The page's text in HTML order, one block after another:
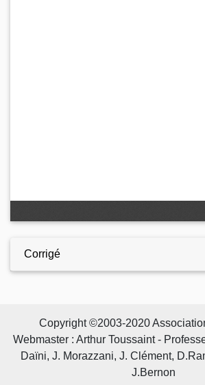
Corrigé
Copyright ©2003-2020
Webmaster : Arthur Toussaint -
Daïni, J. Morazzani, J. Clément,
J.Bernon